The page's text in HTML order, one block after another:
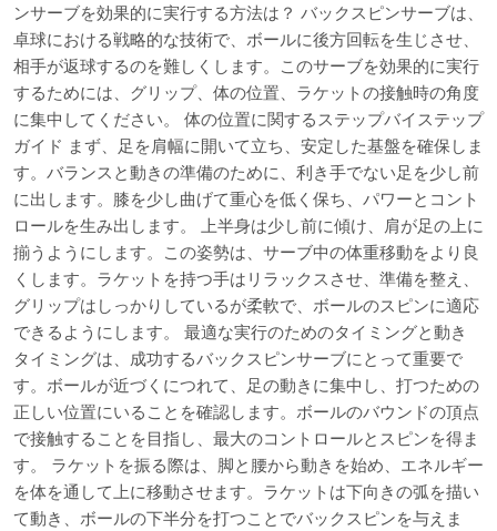
ンサーブを効果的に実行する方法は？ バックスピンサーブは、
卓球における戦略的な技術で、ボールに後方回転を生じさせ、
相手が返球するのを難しくします。このサーブを効果的に実行
するためには、グリップ、体の位置、ラケットの接触時の角度
に集中してください。 体の位置に関するステップバイステップ
ガイド まず、足を肩幅に開いて立ち、安定した基盤を確保しま
す。バランスと動きの準備のために、利き手でない足を少し前
に出します。膝を少し曲げて重心を低く保ち、パワーとコント
ロールを生み出します。 上半身は少し前に傾け、肩が足の上に
揃うようにします。この姿勢は、サーブ中の体重移動をより良
くします。ラケットを持つ手はリラックスさせ、準備を整え、
グリップはしっかりしているが柔軟で、ボールのスピンに適応
できるようにします。 最適な実行のためのタイミングと動き
タイミングは、成功するバックスピンサーブにとって重要で
す。ボールが近づくにつれて、足の動きに集中し、打つための
正しい位置にいることを確認します。ボールのバウンドの頂点
で接触することを目指し、最大のコントロールとスピンを得ま
す。 ラケットを振る際は、脚と腰から動きを始め、エネルギー
を体を通して上に移動させます。ラケットは下向きの弧を描い
て動き、ボールの下半分を打つことでバックスピンを与えま